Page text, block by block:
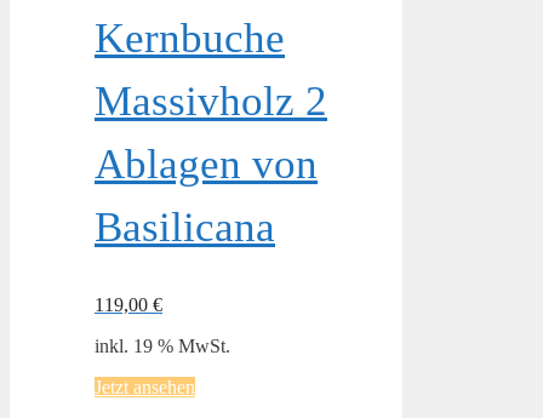
Kernbuche
Massivholz 2
Ablagen von
Basilicana
119,00 €
inkl. 19 % MwSt.
Jetzt ansehen